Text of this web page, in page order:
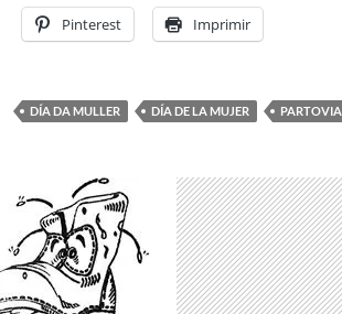
Pinterest Imprimir
DÍA DA MULLER DÍA DE LA MUJER PARTOVIA